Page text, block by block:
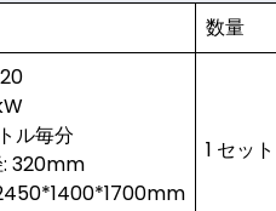
数量
ル毎分
: 320mm
1 セット